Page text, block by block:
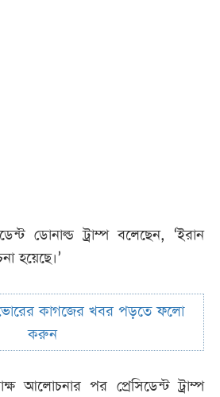
ডোনাল্ড ট্রাম্প বলেছেন, ‘ইরান
হয়েছে।’
কাগজের খবর পড়তে ফলো
করুন
আলোচনার পর প্রেসিডেন্ট ট্রাম্প